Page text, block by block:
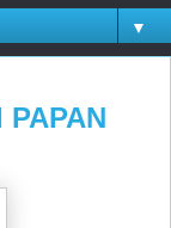
▼
PAPAN